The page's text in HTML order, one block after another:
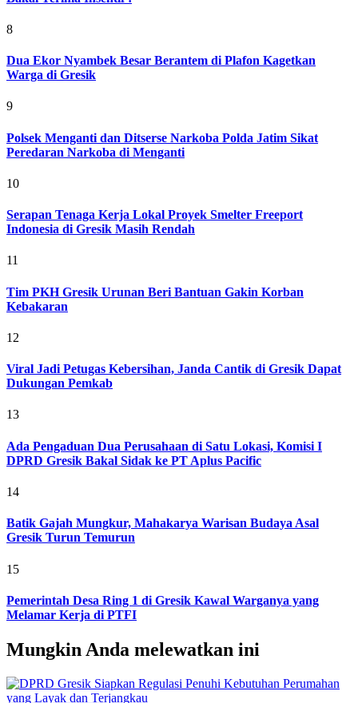
8
Dua Ekor Nyambek Besar Berantem di Plafon Kagetkan
Warga di Gresik
9
Polsek Menganti dan Ditserse Narkoba Polda Jatim Sikat
Peredaran Narkoba di Menganti
10
Serapan Tenaga Kerja Lokal Proyek Smelter Freeport
Indonesia di Gresik Masih Rendah
11
Tim PKH Gresik Urunan Beri Bantuan Gakin Korban
Kebakaran
12
Viral Jadi Petugas Kebersihan, Janda Cantik di Gresik Dapat
Dukungan Pemkab
13
Ada Pengaduan Dua Perusahaan di Satu Lokasi, Komisi I
DPRD Gresik Bakal Sidak ke PT Aplus Pacific
14
Batik Gajah Mungkur, Mahakarya Warisan Budaya Asal
Gresik Turun Temurun
15
Pemerintah Desa Ring 1 di Gresik Kawal Warganya yang
Melamar Kerja di PTFI
Mungkin Anda melewatkan ini